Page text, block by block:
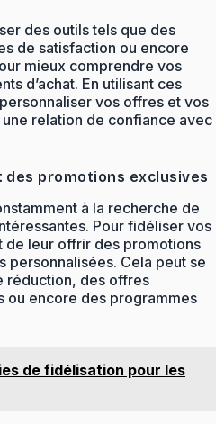
des outils tels que des
de satisfaction ou encore
mieux comprendre vos
d’achat. En utilisant ces
vos offres et vos
relation de confiance avec
promotions exclusives
à la recherche de
Pour fidéliser vos
de leur offrir des promotions
personnalisées. Cela peut se
réduction, des offres
ou encore des programmes
de fidélisation pour les